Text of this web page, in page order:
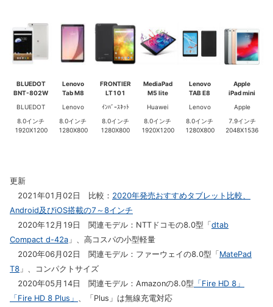
BLUEDOT
BNT-802W
BLUEDOT
8.0インチ
1920X1200
Lenovo
Tab M8
Lenovo
8.0インチ
1280X800
FRONTIER
LT101
ｲﾝﾊﾞｰｽﾈｯﾄ
8.0インチ
1280X800
MediaPad
M5 lite
Huawei
8.0インチ
1920X1200
Lenovo
TAB E8
Lenovo
8.0インチ
1280X800
Apple
iPad mini
Apple
7.9インチ
2048X1536
更新
2021年01月02日 比較： 2020年発売おすすめタブレット比較、
Android及びiOS搭載の7～8インチ
2020年12月19日 関連モデル：NTTドコモの8.0型「 dtab
Compact d-42a 」、高コスパの小型軽量
2020年06月02日 関連モデル：ファーウェイの8.0型「 MatePad
T8 」、コンパクトサイズ
2020年05月14日 関連モデル：Amazonの8.0型 「Fire HD 8」
「Fire HD 8 Plus」 、「Plus」は無線充電対応